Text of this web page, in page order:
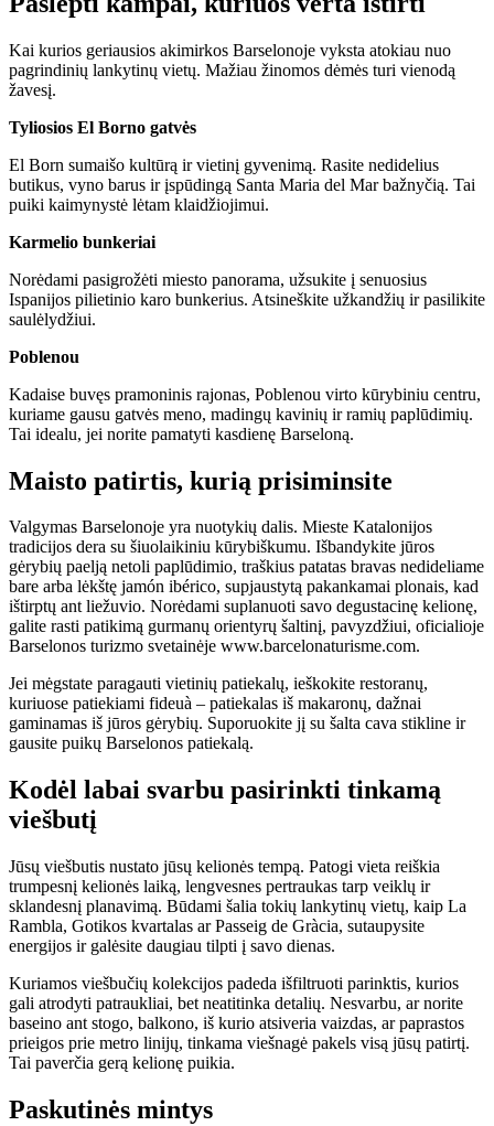
Kai kurios geriausios akimirkos Barselonoje vyksta atokiau nuo
pagrindinių lankytinų vietų. Mažiau žinomos dėmės turi vienodą
žavesį.
Tyliosios El Borno gatvės
El Born sumaišo kultūrą ir vietinį gyvenimą. Rasite nedidelius
butikus, vyno barus ir įspūdingą Santa Maria del Mar bažnyčią. Tai
puiki kaimynystė lėtam klaidžiojimui.
Karmelio bunkeriai
Norėdami pasigrožėti miesto panorama, užsukite į senuosius
Ispanijos pilietinio karo bunkerius. Atsineškite užkandžių ir pasilikite
saulėlydžiui.
Poblenou
Kadaise buvęs pramoninis rajonas, Poblenou virto kūrybiniu centru,
kuriame gausu gatvės meno, madingų kavinių ir ramių paplūdimių.
Tai idealu, jei norite pamatyti kasdienę Barseloną.
Maisto patirtis, kurią prisiminsite
Valgymas Barselonoje yra nuotykių dalis. Mieste Katalonijos
tradicijos dera su šiuolaikiniu kūrybiškumu. Išbandykite jūros
gėrybių paelją netoli paplūdimio, traškius patatas bravas nedideliame
bare arba lėkštę jamón ibérico, supjaustytą pakankamai plonais, kad
ištirptų ant liežuvio. Norėdami suplanuoti savo degustacinę kelionę,
galite rasti patikimą gurmanų orientyrų šaltinį, pavyzdžiui, oficialioje
Barselonos turizmo svetainėje www.barcelonaturisme.com.
Jei mėgstate paragauti vietinių patiekalų, ieškokite restoranų,
kuriuose patiekiami fideuà – patiekalas iš makaronų, dažnai
gaminamas iš jūros gėrybių. Suporuokite jį su šalta cava stikline ir
gausite puikų Barselonos patiekalą.
Kodėl labai svarbu pasirinkti tinkamą
viešbutį
Jūsų viešbutis nustato jūsų kelionės tempą. Patogi vieta reiškia
trumpesnį kelionės laiką, lengvesnes pertraukas tarp veiklų ir
sklandesnį planavimą. Būdami šalia tokių lankytinų vietų, kaip La
Rambla, Gotikos kvartalas ar Passeig de Gràcia, sutaupysite
energijos ir galėsite daugiau tilpti į savo dienas.
Kuriamos viešbučių kolekcijos padeda išfiltruoti parinktis, kurios
gali atrodyti patraukliai, bet neatitinka detalių. Nesvarbu, ar norite
baseino ant stogo, balkono, iš kurio atsiveria vaizdas, ar paprastos
prieigos prie metro linijų, tinkama viešnagė pakels visą jūsų patirtį.
Tai paverčia gerą kelionę puikia.
Paskutinės mintys